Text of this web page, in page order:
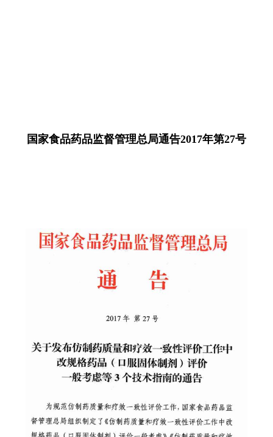
国家食品药品监督管理总局通告2017年第27号